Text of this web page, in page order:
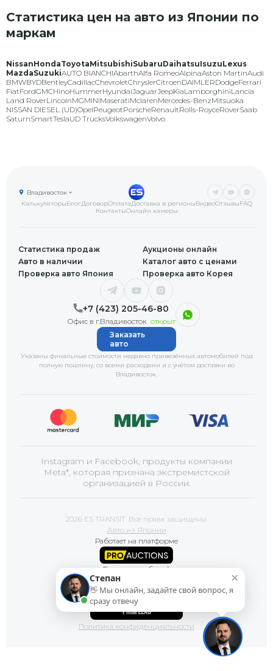
Статистика цен на авто из Японии по
маркам
NissanHondaToyotaMitsubishiSubaruDaihatsuIsuzuLexus
MazdaSuzukiAUTO BIANCHIAbarthAlfa RomeoAlpinaAston MartinAudi
BMWBYDBentleyCadillacChevroletChryslerCitroenDAIMLERDodgeFerrari
FiatFordGMCHinoHummerHyundaiJaguarJeepKiaLamborghiniLancia
Land RoverLincolnMGMINIMaseratiMclarenMercedes-BenzMitsuoka
NISSAN DIESEL (UD)OpelPeugeotPorscheRenaultRolls-RoyceRoverSaab
SaturnSmartTeslaUD TrucksVolkswagenVolvo
КалькуляторыБлогДоговорОплатаДоставка в регионыВидеоОтзывыFAQ
КонтактыОнлайн камеры
Владивосток
+7 (423) 205-46-80
Офис в г.Владивосток открыт
Статистика продаж
Аукционы онлайн
Авто в наличии
Каталог авто с ценами
Проверка авто Япония
Проверка авто Корея
Указаны финальные стоимости недавно привезённых автомобилей под
полную пошлину, со всеми расходами и с учётом доставки во
Владивосток.
Заказать
авто
Instagram и Facebook, продукты компании
Meta*, которая признана экстремистской
организацией в России.
2026 ES TRANSIT. Все права защищены.
Авто из Японии
Работает на платформе
Базы автомобилей
Сайт продвигает
Политика конфиденциальности
×
Степан
👋 Мы онлайн, задайте свой вопрос, я
сразу отвечу